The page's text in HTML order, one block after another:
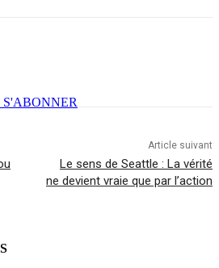
Article suivant
Le sens de Seattle : La vérité
ne devient vraie que par l’action